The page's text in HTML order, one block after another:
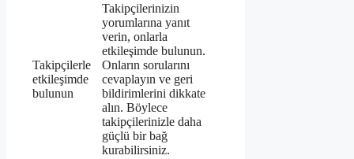
Takipçilerle
etkileşimde
bulunun
Takipçilerinizin
yorumlarına yanıt
verin, onlarla
etkileşimde bulunun.
Onların sorularını
cevaplayın ve geri
bildirimlerini dikkate
alın. Böylece
takipçilerinizle daha
güçlü bir bağ
kurabilirsiniz.